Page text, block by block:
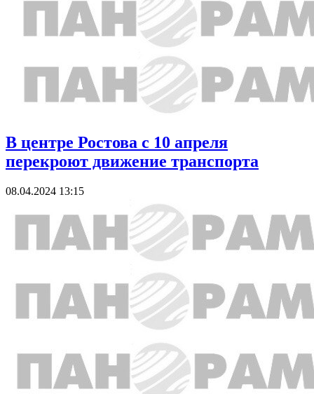
В центре Ростова с 10 апреля
перекроют движение транспорта
08.04.2024 13:15